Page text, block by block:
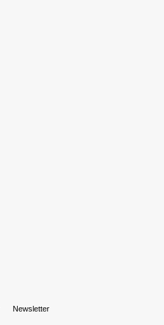
Newsletter